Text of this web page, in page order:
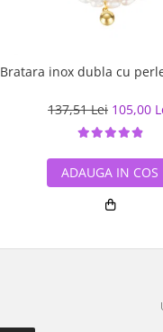
Bratara inox dubla cu
137,51 Lei 105,00
ADAUGA IN COS